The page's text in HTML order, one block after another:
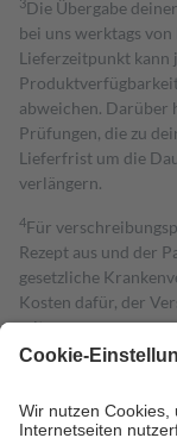
3Die Übergabe
bei uns werktags
Lieferzeitpunkt kann
abweichen. Darüber
Prüfungen, die zu
Lieferfrist um die
verlängern.
4Für
Rezept aus und der
gesetzliche
Kosten dafür, der
mit.
Grundsätzlich leisten
höchstens zehn Euro.
Kosten der Leistung